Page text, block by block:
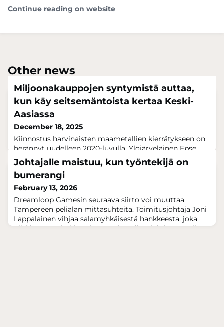
Continue reading on website
Other news
Miljoonakauppojen syntymistä auttaa,
kun käy seitsemäntoista kertaa Keski-
Aasiassa
December 18, 2025
Kiinnostus harvinaisten maametallien kierrätykseen on
herännyt uudelleen 2020-luvulla. Ylöjärveläinen Epse
solmi syystalvella Keski-Aasiassa satojen miljoonien
sopimukset. Keski-Aasiaan mielivä saa varautua
käymään alueella pitkälle toistakymmentä kertaa, ja
tuloksena voi olla jättipotti tai pettymys. Tasavallan
presidentti selkänojana voi myös edistää kauppojen
syntyä. Teksti, kuvat, video:
Johtajalle maistuu, kun työntekijä on
bumerangi
February 13, 2026
Dreamloop Gamesin seuraava siirto voi muuttaa
Tampereen pelialan mittasuhteita. Toimitusjohtaja Joni
Lappalainen vihjaa salamyhkäisestä hankkeesta, joka
olisi kaupungin historian suurin peliprojekti. Taustalla